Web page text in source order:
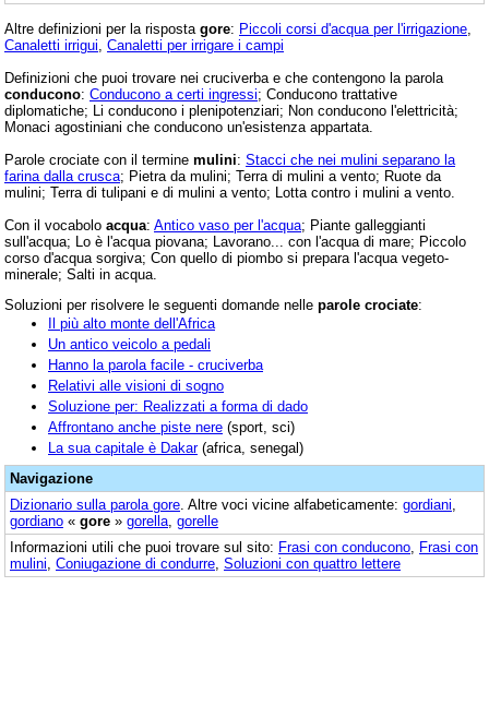
Altre definizioni per la risposta gore: Piccoli corsi d'acqua per l'irrigazione
Canaletti irrigui Canaletti per irrigare i campi
Definizioni che puoi trovare nei cruciverba e che contengono la parola
conducono: Conducono a certi ingressi; Conducono trattative
diplomatiche; Li conducono i plenipotenziari; Non conducono l'elettricità;
Monaci agostiniani che conducono un'esistenza appartata.
Parole crociate con il termine mulini: Stacci che nei mulini separano la
farina dalla crusca; Pietra da mulini; Terra di mulini a vento; Ruote da
mulini; Terra di tulipani e di mulini a vento; Lotta contro i mulini a vento.
Con il vocabolo acqua: Antico vaso per l'acqua; Piante galleggianti
sull'acqua; Lo è l'acqua piovana; Lavorano... con l'acqua di mare; Piccolo
corso d'acqua sorgiva; Con quello di piombo si prepara l'acqua vegeto-
minerale; Salti in acqua.
Soluzioni per risolvere le seguenti domande nelle parole crociate:
Il più alto monte dell'Africa
Un antico veicolo a pedali
Hanno la parola facile - cruciverba
Relativi alle visioni di sogno
Soluzione per: Realizzati a forma di dado
Affrontano anche piste nere (sport, sci)
La sua capitale è Dakar(africa, senegal)
Navigazione
Dizionario sulla parola gore . Altre voci vicine alfabeticamente: gordiani
gordiano « gore » gorella gorelle
Informazioni utili che puoi trovare sul sito: Frasi con conducono Frasi con
mulini Coniugazione di condurre Soluzioni con quattro lettere